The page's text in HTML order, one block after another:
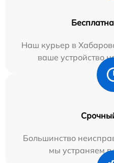
Наш курьер в
ваше устройство
Большинство
мы устраняем в